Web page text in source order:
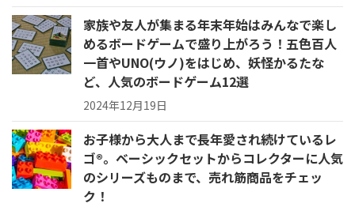
家族や友人が集まる年末年始はみんなで楽し
めるボードゲームで盛り上がろう！五色百人
一首やUNO(ウノ)をはじめ、妖怪かるたな
ど、人気のボードゲーム12選
2024年12月19日
お子様から大人まで長年愛され続けているレ
ゴ®。ベーシックセットからコレクターに人気
のシリーズものまで、売れ筋商品をチェッ
ク！